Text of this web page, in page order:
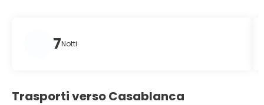
7Notti
Trasporti verso Casablanca